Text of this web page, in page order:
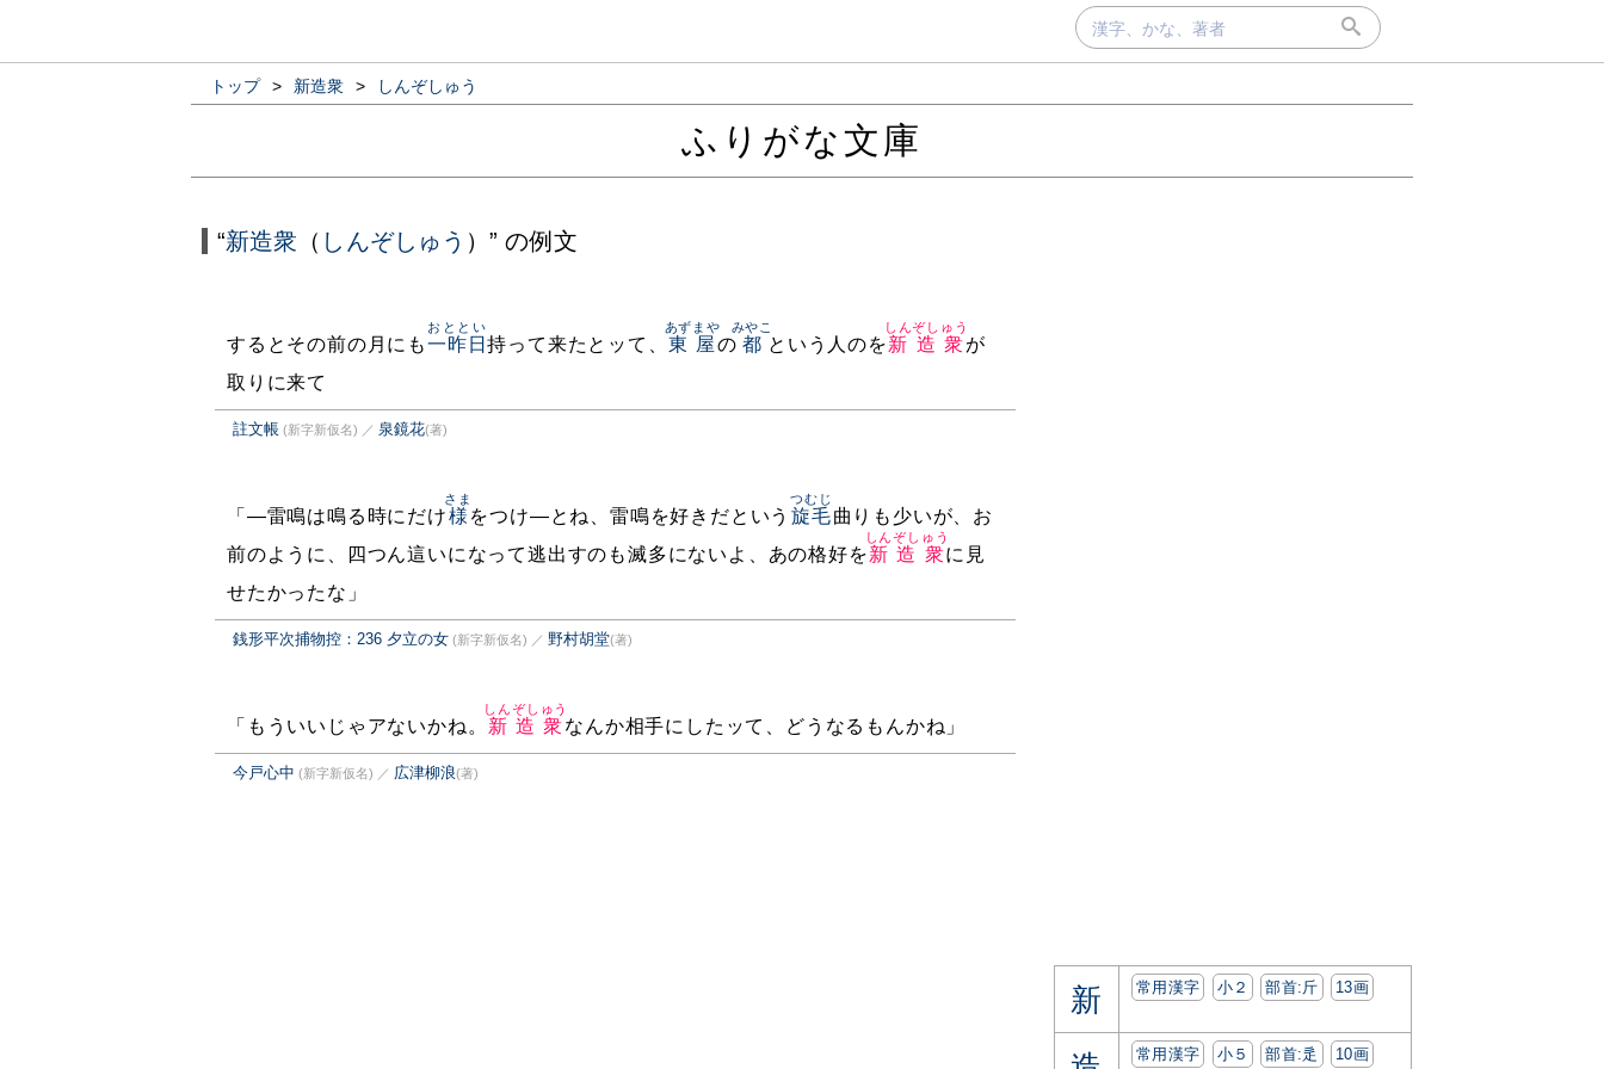
トップ > 新造衆 > しんぞしゅう
ふりがな文庫
“新造衆 （ しんぞしゅう ）” の例文
するとその前の月にも一昨日
おととい
持って来たとッて、 東屋
あずまや
の 都
みやこ
という人のを新造衆
しんぞしゅう
が
取りに来て
註文帳 (新字新仮名) ／ 泉鏡花(著)
「—雷鳴は鳴る時にだけ様
さま
をつけ—とね、雷鳴を好きだという 旋毛
つむじ
曲りも少いが、お
前のように、四つん這いになって逃出すのも滅多にないよ、あの格好を新造衆
しんぞしゅう
に見
せたかったな」
銭形平次捕物控：236 夕立の女 (新字新仮名) ／ 野村胡堂(著)
「もういいじゃアないかね。 新造衆
しんぞしゅう
なんか相手にしたッて、どうなるもんかね」
今戸心中 (新字新仮名) ／ 広津柳浪(著)
新 常用漢字 小２ 部首:⽄ 13画
常用漢字 小５ 部首:⾡ 10画